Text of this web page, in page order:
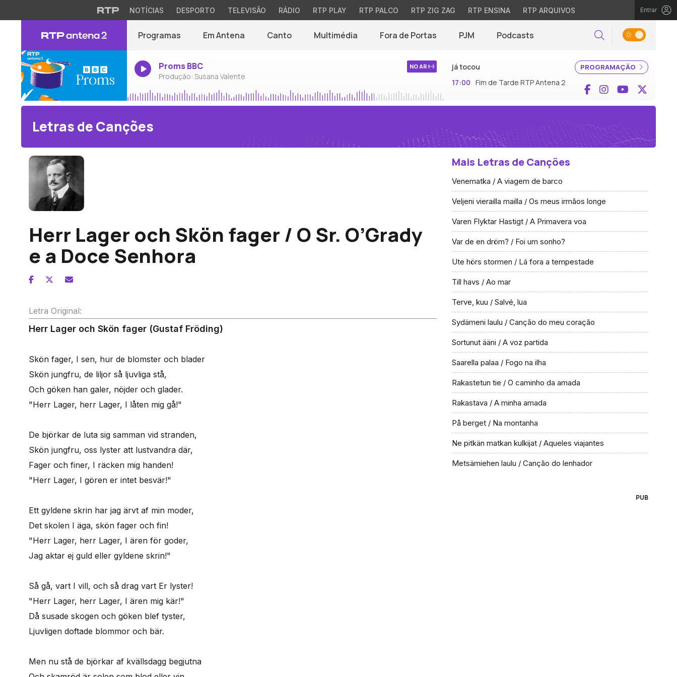
NOTÍCIAS DESPORTO TELEVISÃO RÁDIO RTP PLAY RTP PALCO RTP ZIG ZAG RTP ENSINA RTP ARQUIVOS Entrar
Programas Em Antena Canto Multimédia Fora de Portas PJM Podcasts Pesquisar
Proms BBC
Produção: Susana Valente
NO AR PROGRAMAÇÃO
já tocou
17:00 Fim de Tarde RTP Antena 2 Facebook
InstagramYouTube
Letras de Canções
Herr Lager och Skön fager / O Sr. O’Grady
e a Doce Senhora
Letra Original:
Herr Lager och Skön fager (Gustaf Fröding)
Skön fager, I sen, hur de blomster och blader
Skön jungfru, de liljor så ljuvliga stå,
Och göken han galer, nöjder och glader.
"Herr Lager, herr Lager, I låten mig gå!"
De björkar de luta sig samman vid stranden,
Skön jungfru, oss lyster att lustvandra där,
Fager och finer, I räcken mig handen!
"Herr Lager, I gören er intet besvär!"
Ett gyldene skrin har jag ärvt af min moder,
Det skolen I äga, skön fager och fin!
"Herr Lager, herr Lager, I ären för goder,
Jag aktar ej guld eller gyldene skrin!"
Så gå, vart I vill, och så drag vart Er lyster!
"Herr Lager, herr Lager, I ären mig kär!"
Då susade skogen och göken blef tyster,
Ljuvligen doftade blommor och bär.
Men nu stå de björkar af kvällsdagg begjutna
Mais Letras de Canções
Venematka / A viagem de barco
Veljeni vierailla mailla / Os meus irmãos longe
Varen Flyktar Hastigt / A Primavera voa
Var de en dröm? / Foi um sonho?
Ute hörs stormen / Lá fora a tempestade
Till havs / Ao mar
Terve, kuu / Salvé, lua
Sydämeni laulu / Canção do meu coração
Sortunut ääni / A voz partida
Saarella palaa / Fogo na ilha
Rakastetun tie / O caminho da amada
Rakastava / A minha amada
På berget / Na montanha
Ne pitkän matkan kulkijat / Aqueles viajantes
Metsämiehen laulu / Canção do lenhador
PUB